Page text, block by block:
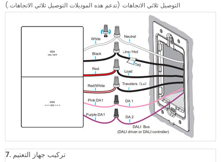
التوصيل ثلاثي الاتجاهات (تدعم هذه الموديلات التوصيل ثلاثي الاتجاهات.)
7. تركيب جهاز التعتيم